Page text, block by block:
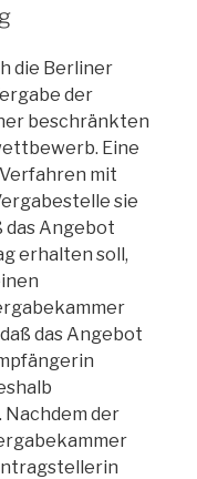
die Berliner
der
beschränkten
Eine
mit
sie
Angebot
erhalten soll,
das Angebot
Nachdem der